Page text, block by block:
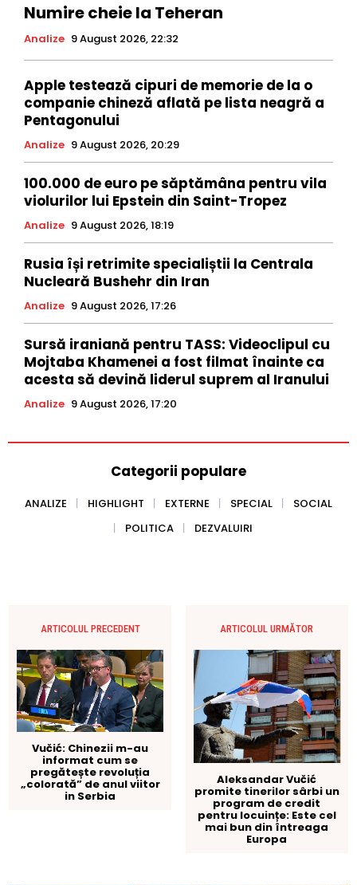
Numire cheie la Teheran
Analize 9 August 2026, 22:32
Apple testează cipuri de memorie de la o
companie chineză aflată pe lista neagră a
Pentagonului
Analize 9 August 2026, 20:29
100.000 de euro pe săptămâna pentru vila
violurilor lui Epstein din Saint-Tropez
Analize 9 August 2026, 18:19
Rusia își retrimite specialiștii la Centrala
Nucleară Bushehr din Iran
Analize 9 August 2026, 17:26
Sursă iraniană pentru TASS: Videoclipul cu
Mojtaba Khamenei a fost filmat înainte ca
acesta să devină liderul suprem al Iranului
Analize 9 August 2026, 17:20
Categorii populare
ANALIZE HIGHLIGHT EXTERNE SPECIAL
SOCIAL
POLITICA
DEZVALUIRI
ARTICOLUL PRECEDENT
Vučić: Chinezii m-au
informat cum se
pregătește revoluția
„colorată” de anul viitor
in Serbia
ARTICOLUL URMĂTOR
Aleksandar Vučić
promite tinerilor sârbi un
program de credit
pentru locuințe: Este cel
mai bun din întreaga
Europa